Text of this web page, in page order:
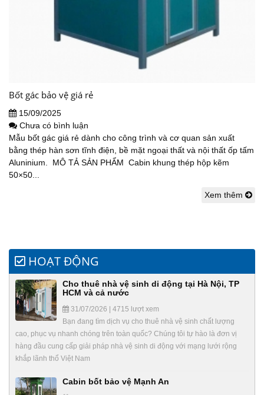
Bốt gác bảo vệ giá rẻ
15/09/2025
Chưa có bình luận
Mẫu bốt gác giá rẻ dành cho công trình và cơ quan sản xuất
bằng thép hàn sơn tĩnh điện, bề mặt ngoại thất và nội thất ốp tấm
Aluninium. MÔ TẢ SẢN PHẨM Cabin khung thép hộp kẽm
50×50...
Xem thêm
HOẠT ĐỘNG
Cho thuê nhà vệ sinh di động tại Hà Nội, TP
HCM và cả nước
31/07/2026 | 4715 lượt xem
Bạn đang tìm dịch vụ cho thuê nhà vệ sinh chất lượng
cao, phục vụ nhanh chóng trên toàn quốc? Chúng tôi tự hào là đơn vị
hàng đầu cung cấp giải pháp nhà vệ sinh di động với mạng lưới rộng
khắp lãnh thổ Việt Nam
Cabin bốt bảo vệ Mạnh An